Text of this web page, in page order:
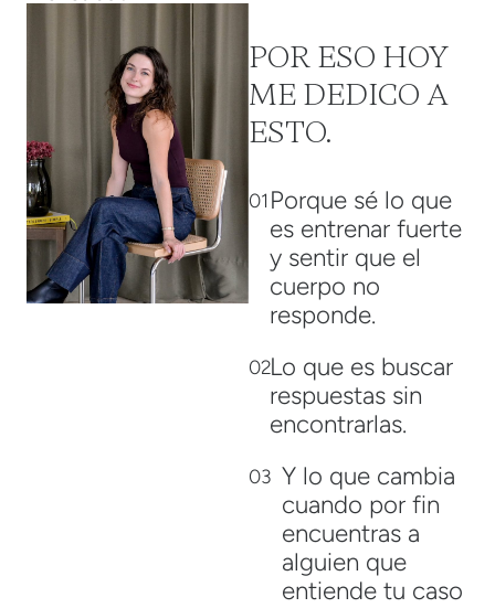
POR ESO HOY
ME DEDICO A
ESTO.
01 Porque sé lo que
es entrenar fuerte
y sentir que el
cuerpo no
responde.
02Lo que es buscar
respuestas sin
encontrarlas.
03 Y lo que cambia
cuando por fin
encuentras a
alguien que
entiende tu caso